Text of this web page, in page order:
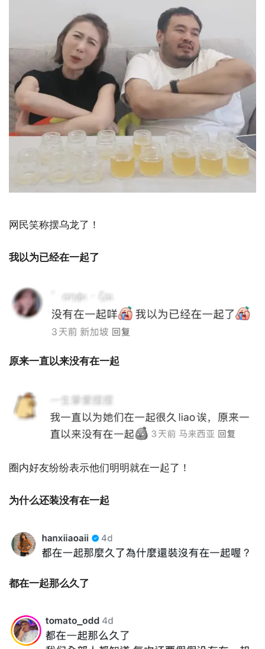
网民笑称摆乌龙了！
我以为已经在一起了
原来一直以来没有在一起
圈内好友纷纷表示他们明明就在一起了！
为什么还装没有在一起
都在一起那么久了